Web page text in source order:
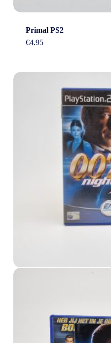
Primal PS2
€4.95